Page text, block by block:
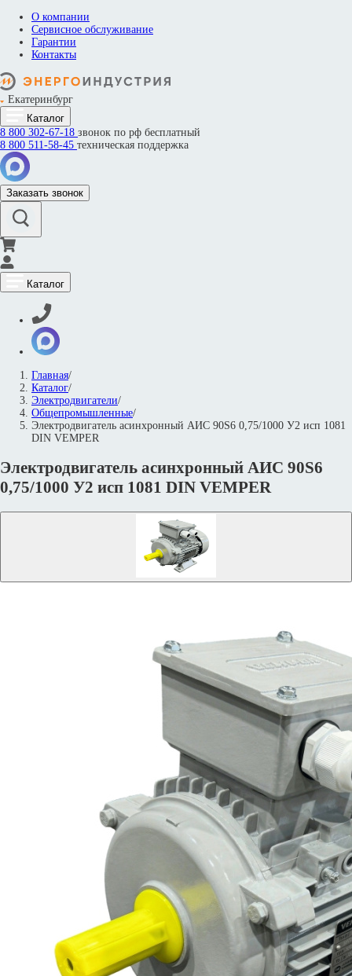
О компании
Сервисное обслуживание
Гарантии
Контакты
Екатеринбург
Каталог
8 800 302-67-18 звонок по рф бесплатный
8 800 511-58-45 техническая поддержка
Заказать звонок
Каталог
Главная/
Каталог/
Электродвигатели/
Общепромышленные/
Электродвигатель асинхронный АИС 90S6 0,75/1000 У2 исп 1081
DIN VEMPER
Электродвигатель асинхронный АИС 90S6
0,75/1000 У2 исп 1081 DIN VEMPER